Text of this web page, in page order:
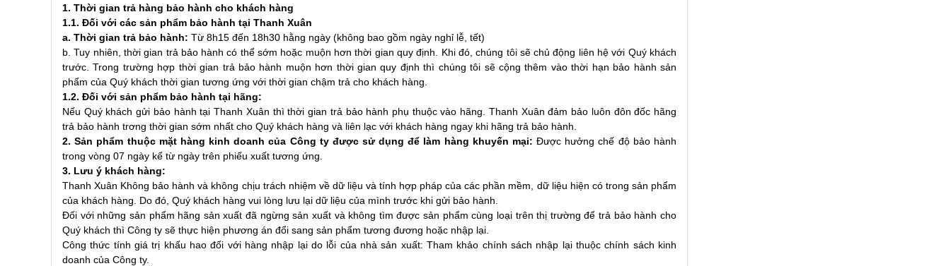
1. Thời gian trả hàng bảo hành cho khách hàng
1.1. Đối với các sản phẩm bảo hành tại Thanh Xuân
a. Thời gian trả bảo hành: Từ 8h15 đến 18h30 hằng ngày (không bao gồm ngày nghỉ lễ, tết)
b. Tuy nhiên, thời gian trả bảo hành có thể sớm hoặc muộn hơn thời gian quy định. Khi đó, chúng tôi sẽ chủ động liên hệ với Quý khách
trước. Trong trường hợp thời gian trả bảo hành muộn hơn thời gian quy định thì chúng tôi sẽ cộng thêm vào thời hạn bảo hành sản
phẩm của Quý khách thời gian tương ứng với thời gian chậm trả cho khách hàng.
1.2. Đối với sản phẩm bảo hành tại hãng:
Nếu Quý khách gửi bảo hành tại Thanh Xuân thì thời gian trả bảo hành phụ thuộc vào hãng. Thanh Xuân đảm bảo luôn đôn đốc hãng
trả bảo hành trơng thời gian sớm nhất cho Quý khách hàng và liên lạc với khách hàng ngay khi hãng trả bảo hành.
2. Sản phẩm thuộc mặt hàng kinh doanh của Công ty được sử dụng để làm hàng khuyến mại: Được hưởng chế độ bảo hành
trong vòng 07 ngày kể từ ngày trên phiếu xuất tương ứng.
3. Lưu ý khách hàng:
Thanh Xuân Không bảo hành và không chịu trách nhiệm về dữ liệu và tính hợp pháp của các phần mềm, dữ liệu hiện có trong sản phẩm
của khách hàng. Do đó, Quý khách hàng vui lòng lưu lại dữ liệu của mình trước khi gửi bảo hành.
Đối với những sản phẩm hãng sản xuất đã ngừng sản xuất và không tìm được sản phẩm cùng loại trên thị trường để trả bảo hành cho
Quý khách thì Công ty sẽ thực hiện phương án đổi sang sản phẩm tương đương hoặc nhập lại.
Công thức tính giá trị khấu hao đối với hàng nhập lại do lỗi của nhà sản xuất: Tham khảo chính sách nhập lại thuộc chính sách kinh
doanh của Công ty.